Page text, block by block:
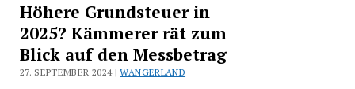
Höhere Grundsteuer in
2025? Kämmerer rät zum
Blick auf den Messbetrag
27. SEPTEMBER 2024 |WANGERLAND